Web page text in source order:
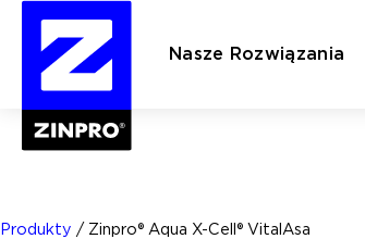
Nasze Rozwiązania
Produkty / Zinpro® Aqua X-Cell® VitalAsa